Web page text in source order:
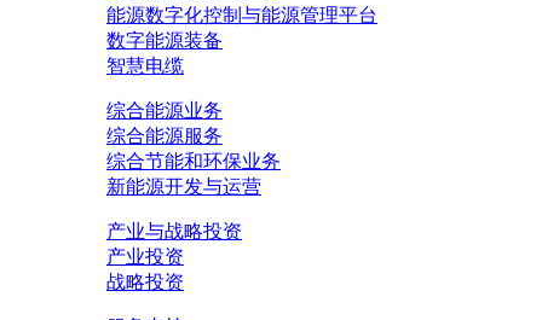
能源数字化控制与能源管理平台
数字能源装备
智慧电缆
综合能源业务
综合能源服务
综合节能和环保业务
新能源开发与运营
产业与战略投资
产业投资
战略投资